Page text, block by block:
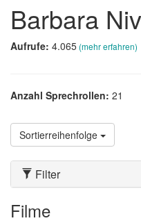
Barbara
Aufrufe: 4.065(mehr erfahren)
Anzahl Sprechrollen: 21
Sortierreihenfolge
Filter
Filme